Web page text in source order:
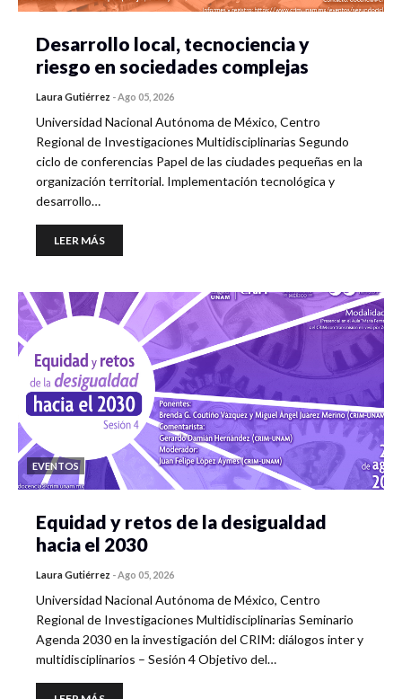
Desarrollo local, tecnociencia y
riesgo en sociedades complejas
Laura Gutiérrez -Ago 05, 2026
Universidad Nacional Autónoma de México, Centro
Regional de Investigaciones Multidisciplinarias Segundo
ciclo de conferencias Papel de las ciudades pequeñas en la
organización territorial. Implementación tecnológica y
desarrollo…
LEER MÁS
EVENTOS
Equidad y retos de la desigualdad
hacia el 2030
Laura Gutiérrez -Ago 05, 2026
Universidad Nacional Autónoma de México, Centro
Regional de Investigaciones Multidisciplinarias Seminario
Agenda 2030 en la investigación del CRIM: diálogos inter y
multidisciplinarios – Sesión 4 Objetivo del…